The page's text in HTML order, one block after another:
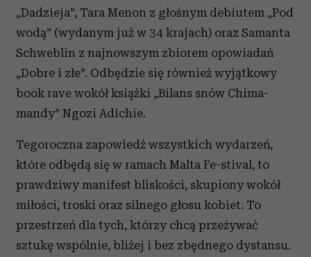
„Dadzieja”, Tara Menon z głośnym debiutem „Pod
wodą” (wydanym już w 34 krajach) oraz Samanta
Schweblin z najnowszym zbiorem opowiadań
„Dobre i złe”. Odbędzie się również wyjątkowy
book rave wokół książki „Bilans snów Chima-
mandy” Ngozi Adichie.
Tegoroczna zapowiedź wszystkich wydarzeń,
które odbędą się w ramach Malta Fe-stival, to
prawdziwy manifest bliskości, skupiony wokół
miłości, troski oraz silnego głosu kobiet. To
przestrzeń dla tych, którzy chcą przeżywać
sztukę wspólnie, bliżej i bez zbędnego dystansu.